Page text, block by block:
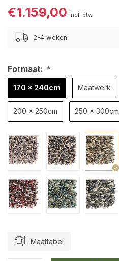
€1.159,00 Incl. btw
2-4 weken
Formaat: *
170 x 240cm Maatwerk
200 x 250cm 250 x 300cm
Maattabel